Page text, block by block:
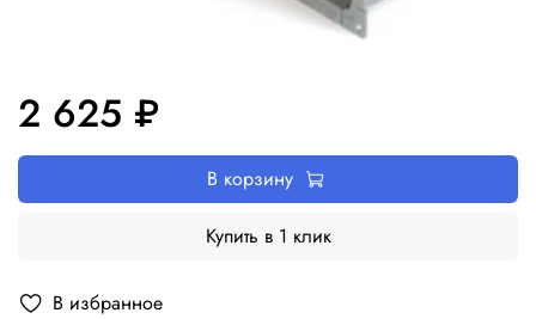
В избранное
2 625 ₽
В корзину
Купить в 1 клик